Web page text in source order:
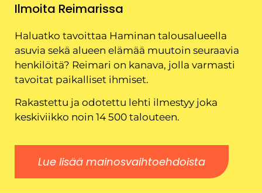
Ilmoita Reimarissa
Haluatko tavoittaa Haminan talousalueella
asuvia sekä alueen elämää muutoin seuraavia
henkilöitä? Reimari on kanava, jolla varmasti
tavoitat paikalliset ihmiset.
Rakastettu ja odotettu lehti ilmestyy joka
keskiviikko noin 14 500 talouteen.
Lue lisää mainosvaihtoehdoista